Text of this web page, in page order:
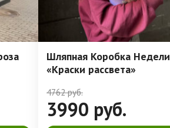
Шляпная Коробка Недели
«Краски рассвета»
4762руб.
3990 руб.